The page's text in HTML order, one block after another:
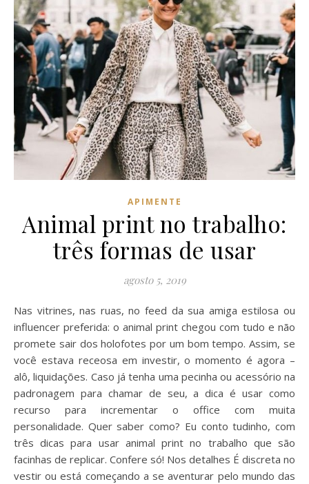
APIMENTE
Animal print no trabalho:
três formas de usar
agosto 5, 2019
Nas vitrines, nas ruas, no feed da sua amiga estilosa ou
influencer preferida: o animal print chegou com tudo e não
promete sair dos holofotes por um bom tempo. Assim, se
você estava receosa em investir, o momento é agora –
alô, liquidações. Caso já tenha uma pecinha ou acessório na
padronagem para chamar de seu, a dica é usar como
recurso para incrementar o office com muita
personalidade. Quer saber como? Eu conto tudinho, com
três dicas para usar animal print no trabalho que são
facinhas de replicar. Confere só! Nos detalhes É discreta no
vestir ou está começando a se aventurar pelo mundo das